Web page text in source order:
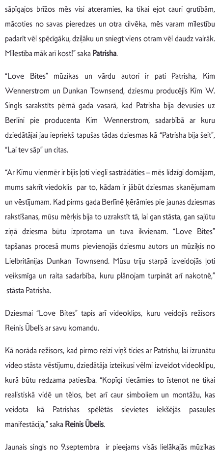
sāpīgajos brīžos mēs visi atceramies, ka tikai ejot cauri grutībām,
mācoties no savas pieredzes un otra cilvēka, mēs varam mīlestību
padarīt vēl spēcīgāku, dziļāku un sniegt viens otram vēl daudz vairāk.
Mīlestība māk arī kost!” saka Patrisha.
“Love Bites” mūzikas un vārdu autori ir pati Patrisha, Kim
Wennerstrom un Dunkan Townsend, dziesmu producējis Kim W.
Singls sarakstīts pērnā gada vasarā, kad Patrisha bija devusies uz
Berlīni pie producenta Kim Wennerstrom, sadarbībā ar kuru
dziedātājai jau iepriekš tapušas tādas dziesmas kā “Patrisha bija šeit”,
“Lai tev sāp” un citas.
“Ar Kimu vienmēr ir bijis ļoti viegli sastrādāties – mēs līdzīgi domājam,
mums sakrīt viedoklis par to, kādam ir jābūt dziesmas skanējumam
un vēstījumam. Kad pirms gada Berlīnē ķērāmies pie jaunas dziesmas
rakstīšanas, mūsu mērķis bija to uzrakstīt tā, lai gan stāsta, gan sajūtu
ziņā dziesma būtu izprotama un tuva ikvienam. “Love Bites”
tapšanas procesā mums pievienojās dziesmu autors un mūziķis no
Lielbritānijas Dunkan Townsend. Mūsu triju starpā izveidojās ļoti
veiksmīga un raita sadarbība, kuru plānojam turpināt arī nakotnē,”
stāsta Patrisha.
Dziesmai “Love Bites” tapis arī videoklips, kuru veidojis režisors
Reinis Ūbelis ar savu komandu.
Kā norāda režisors, kad pirmo reizi viņš ticies ar Patrishu, lai izrunātu
video stāsta vēstījumu, dziedātāja izteikusi vēlmi izveidot videoklipu,
kurā būtu redzama patiesība. “Kopīgi tiecāmies to īstenot ne tikai
realistiskā vidē un tēlos, bet arī caur simboliem un montāžu, kas
veidota kā Patrishas spēlētās sievietes iekšējās pasaules
manifestācija,” saka Reinis Ūbelis.
Jaunais singls no 9.septembra ir pieejams visās lielākajās mūzikas